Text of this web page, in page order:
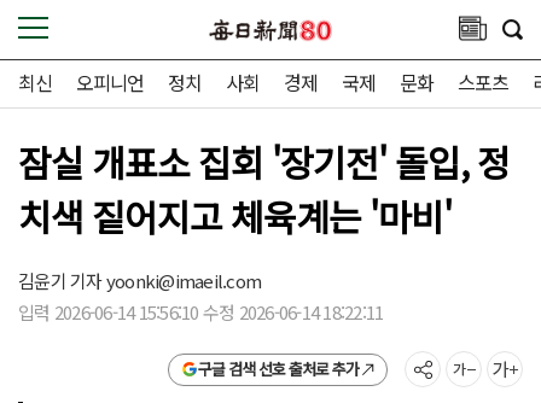
최신 오피니언 정치 사회 경제 국제 문화 스포츠
잠실 개표소 집회 '장기전' 돌입, 정
치색 짙어지고 체육계는 '마비'
김윤기 기자yoonki@imaeil.com
입력 2026-06-14 15:56:10 수정 2026-06-14 18:22:11
구글 검색 선호 출처로 추가